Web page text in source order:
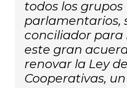
todos los grupos
parlamentarios,
conciliador para
este gran
renovar la Ley de
Cooperativas,